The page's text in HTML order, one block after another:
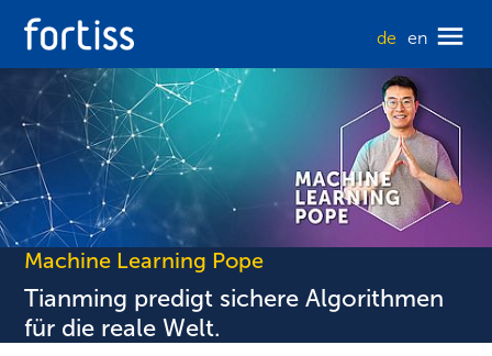
de en
Machine Learning Pope
Tianming predigt sichere Algorithmen
für die reale Welt.